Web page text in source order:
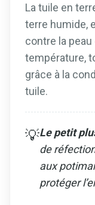
La tuile en
terre humide,
contre la
température,
grâce à la
tuile.
💡Le petit
de
aux
protéger